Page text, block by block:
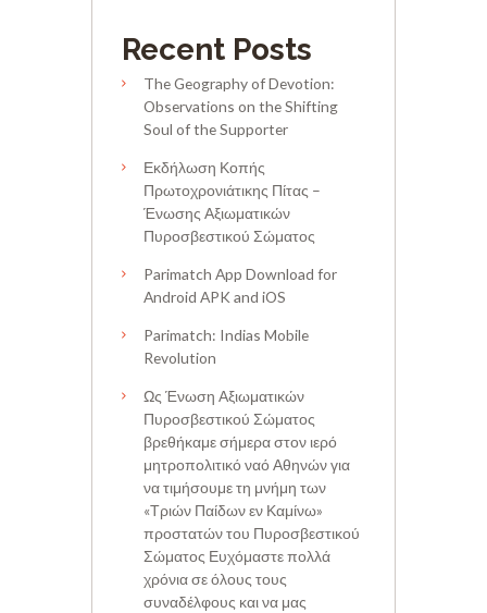
Recent Posts
The Geography of Devotion:
Observations on the Shifting
Soul of the Supporter
Εκδήλωση Κοπής
Πρωτοχρονιάτικης Πίτας –
Ένωσης Αξιωματικών
Πυροσβεστικού Σώματος
Parimatch App Download for
Android APK and iOS
Parimatch: Indias Mobile
Revolution
Ως Ένωση Αξιωματικών
Πυροσβεστικού Σώματος
βρεθήκαμε σήμερα στον ιερό
μητροπολιτικό ναό Αθηνών για
να τιμήσουμε τη μνήμη των
«Τριών Παίδων εν Καμίνω»
προστατών του Πυροσβεστικού
Σώματος Ευχόμαστε πολλά
χρόνια σε όλους τους
συναδέλφους και να μας